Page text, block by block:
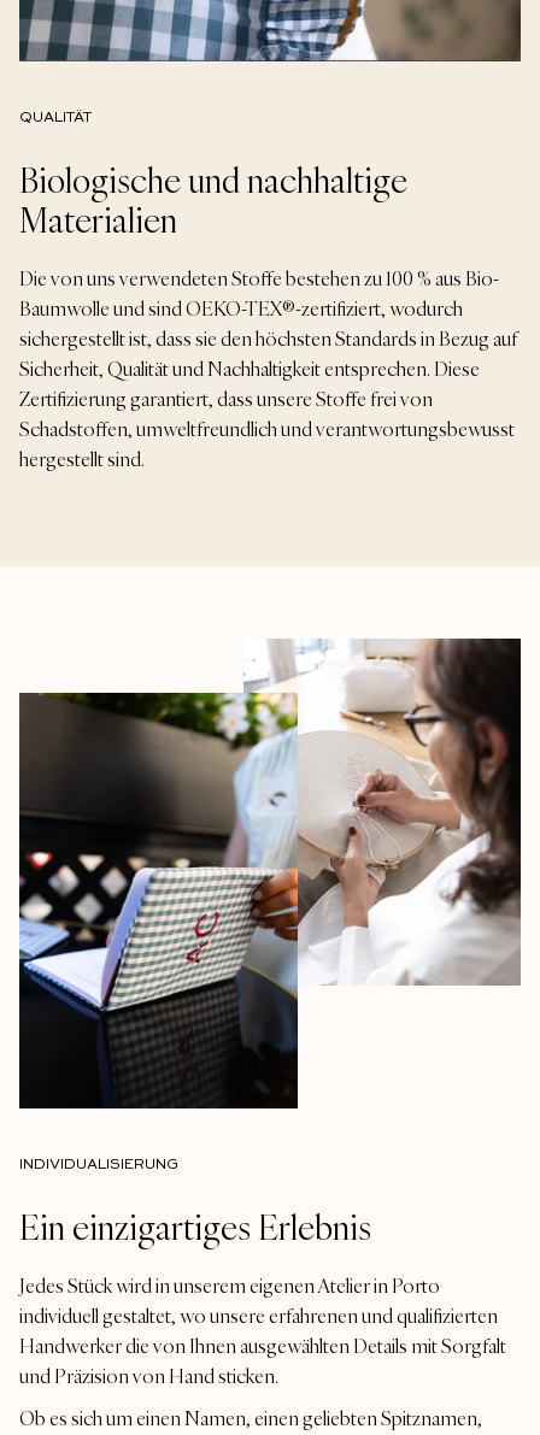
QUALITÄT
Biologische und nachhaltige
Materialien
Die von uns verwendeten Stoffe bestehen zu 100 % aus Bio-
Baumwolle und sind OEKO-TEX®-zertifiziert, wodurch
sichergestellt ist, dass sie den höchsten Standards in Bezug auf
Sicherheit, Qualität und Nachhaltigkeit entsprechen. Diese
Zertifizierung garantiert, dass unsere Stoffe frei von
Schadstoffen, umweltfreundlich und verantwortungsbewusst
hergestellt sind.
INDIVIDUALISIERUNG
Ein einzigartiges Erlebnis
Jedes Stück wird in unserem eigenen Atelier in Porto
individuell gestaltet, wo unsere erfahrenen und qualifizierten
Handwerker die von Ihnen ausgewählten Details mit Sorgfalt
und Präzision von Hand sticken.
Ob es sich um einen Namen, einen geliebten Spitznamen,